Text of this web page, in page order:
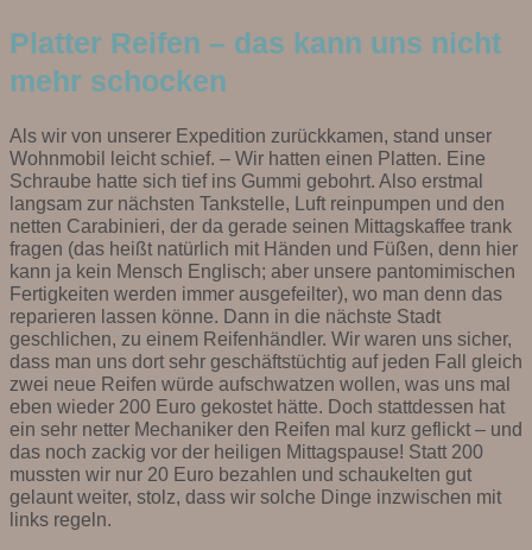
Platter Reifen – das kann uns nicht
mehr schocken
Als wir von unserer Expedition zurückkamen, stand unser
Wohnmobil leicht schief. – Wir hatten einen Platten. Eine
Schraube hatte sich tief ins Gummi gebohrt. Also erstmal
langsam zur nächsten Tankstelle, Luft reinpumpen und den
netten Carabinieri, der da gerade seinen Mittagskaffee trank
fragen (das heißt natürlich mit Händen und Füßen, denn hier
kann ja kein Mensch Englisch; aber unsere pantomimischen
Fertigkeiten werden immer ausgefeilter), wo man denn das
reparieren lassen könne. Dann in die nächste Stadt
geschlichen, zu einem Reifenhändler. Wir waren uns sicher,
dass man uns dort sehr geschäftstüchtig auf jeden Fall gleich
zwei neue Reifen würde aufschwatzen wollen, was uns mal
eben wieder 200 Euro gekostet hätte. Doch stattdessen hat
ein sehr netter Mechaniker den Reifen mal kurz geflickt – und
das noch zackig vor der heiligen Mittagspause! Statt 200
mussten wir nur 20 Euro bezahlen und schaukelten gut
gelaunt weiter, stolz, dass wir solche Dinge inzwischen mit
links regeln.